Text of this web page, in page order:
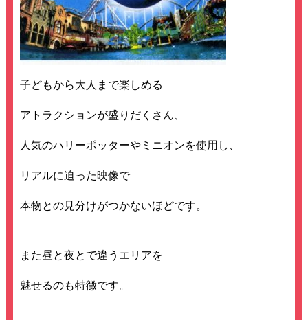
子どもから大人まで楽しめる
アトラクションが盛りだくさん、
人気のハリーポッターやミニオンを使用し、
リアルに迫った映像で
本物との見分けがつかないほどです。
また昼と夜とで違うエリアを
魅せるのも特徴です。